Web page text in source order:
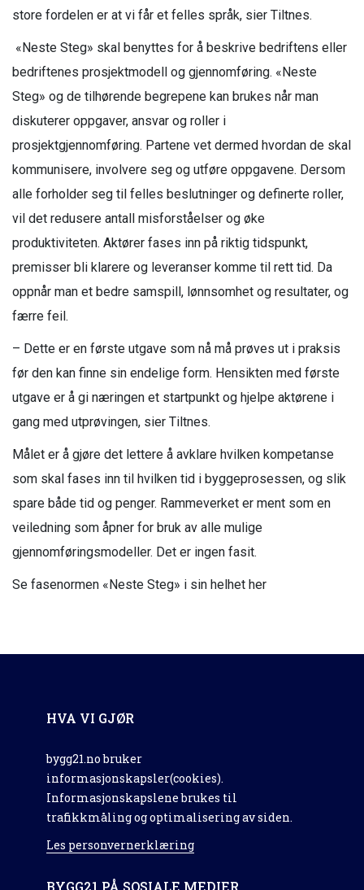
store fordelen er at vi får et felles språk, sier Tiltnes.
«Neste Steg» skal benyttes for å beskrive bedriftens eller
bedriftenes prosjektmodell og gjennomføring. «Neste
Steg» og de tilhørende begrepene kan brukes når man
diskuterer oppgaver, ansvar og roller i
prosjektgjennomføring. Partene vet dermed hvordan de skal
kommunisere, involvere seg og utføre oppgavene. Dersom
alle forholder seg til felles beslutninger og definerte roller,
vil det redusere antall misforståelser og øke
produktiviteten. Aktører fases inn på riktig tidspunkt,
premisser bli klarere og leveranser komme til rett tid. Da
oppnår man et bedre samspill, lønnsomhet og resultater, og
færre feil.
– Dette er en første utgave som nå må prøves ut i praksis
før den kan finne sin endelige form. Hensikten med første
utgave er å gi næringen et startpunkt og hjelpe aktørene i
gang med utprøvingen, sier Tiltnes.
Målet er å gjøre det lettere å avklare hvilken kompetanse
som skal fases inn til hvilken tid i byggeprosessen, og slik
spare både tid og penger. Rammeverket er ment som en
veiledning som åpner for bruk av alle mulige
gjennomføringsmodeller. Det er ingen fasit.
Se fasenormen «Neste Steg» i sin helhet her
HVA VI GJØR
bygg21.no bruker
informasjonskapsler(cookies).
Informasjonskapslene brukes til
trafikkmåling og optimalisering av siden.
Les personvernerklæring
BYGG21 PÅ SOSIALE MEDIER